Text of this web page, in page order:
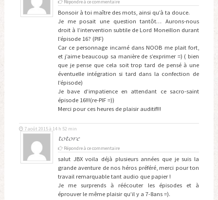
Répondre à ce commentaire
Bonsoir à toi maître des mots, ainsi qu’à ta douce.
Je me posait une question tantôt… Aurons-nous
droit à l’intervention subtile de Lord Moneillon durant
l’épisode 16? (PIF)
Car ce personnage incarné dans NOOB me plait fort,
et j’aime beaucoup sa manière de s’exprimer =) ( bien
que je pense que cela soit trop tard de pensé à une
éventuelle intégration si tard dans la confection de
l’épisode)
Je bave d’impatience en attendant ce sacro-saint
épisode 16!!!(re-PIF =))
Merci pour ces heures de plaisir auditif!!!
totore
7 août 2015 à 14 h 52 min
Répondre à ce commentaire
salut JBX voila déjà plusieurs années que je suis la
grande aventure de nos héros préféré, merci pour ton
travail remarquable tant audio que papier !
Je me surprends à réécouter les épisodes et à
éprouver le même plaisir qu’il y a 7-8ans =).